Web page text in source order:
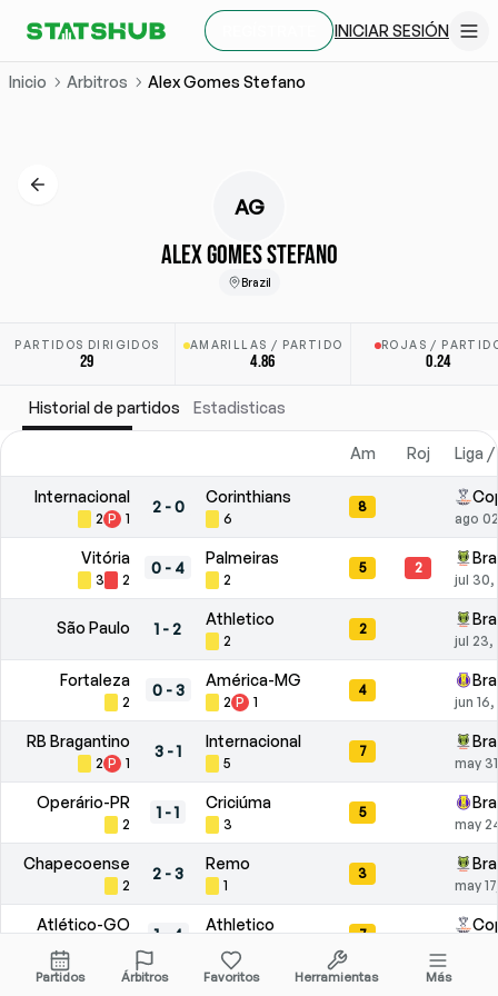
INICIAR SESIÓN
Inicio Arbitros Alex Gomes Stefano
AG
ALEX GOMES STEFANO
Brazil
PARTIDOS DIRIGIDOS
29
AMARILLAS / PARTIDO
4.86
ROJAS /
0.24
Historial de partidos Estadisticas
Am Roj Liga /
Internacional
2 P 1
2-0
Corinthians
6
8
ago
Vitória
3 2
0 - 4
Palmeiras
2
5 2
jul 30,
São Paulo 1 -2
Athletico
2
2
jul 23,
Fortaleza
2
0-3
América-MG
2 P 1
4
jun
RB Bragantino
2 P 1
3 -1
Internacional
5
7
may
Operário-PR
2
1 -1
Criciúma
3
5
may
Chapecoense
2
2 -3
Remo
1
3
may
Atlético-GO
1- 4
Athletico
3
7
Santos RB Bragantino
Partidos Árbitros Favoritos Herramientas Más